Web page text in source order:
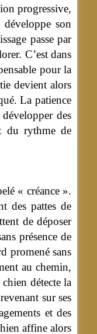
progressive,
son
passe par
C’est dans
pour la
devient alors
La patience
des
du rythme de
« créance ».
des pattes de
de déposer
présence de
promené sans
au chemin,
détecte la
sur ses
et des
affine alors